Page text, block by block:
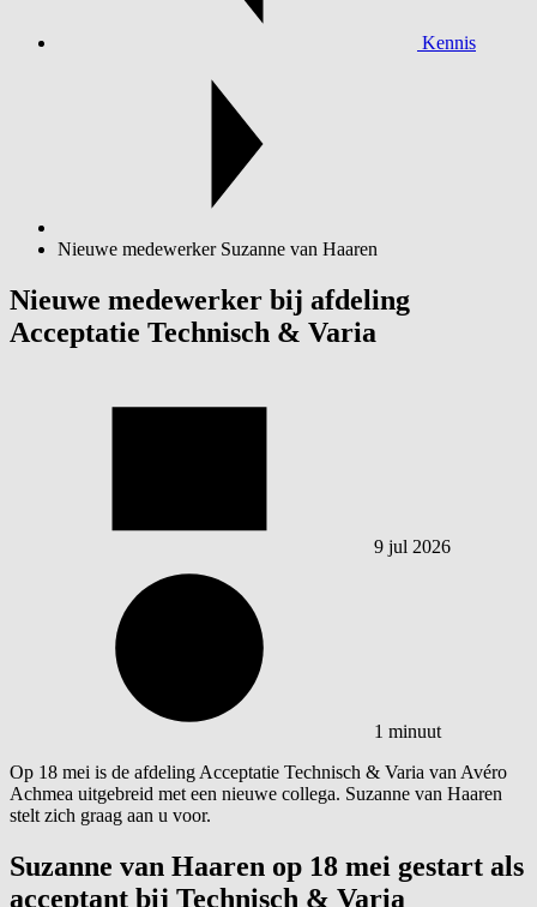
Kennis
Nieuwe medewerker Suzanne van Haaren
Nieuwe medewerker bij afdeling
Acceptatie Technisch & Varia
9 jul 2026
1 minuut
Op 18 mei is de afdeling Acceptatie Technisch & Varia van Avéro
Achmea uitgebreid met een nieuwe collega. Suzanne van Haaren
stelt zich graag aan u voor.
Suzanne van Haaren op 18 mei gestart als
acceptant bij Technisch & Varia